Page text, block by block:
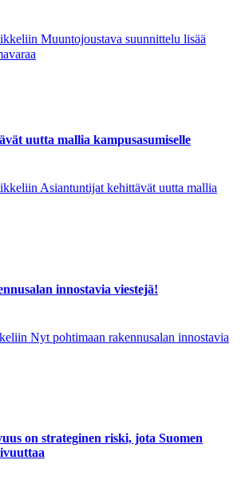
Muuntojoustava suunnittelu lisää
uutta mallia kampusasumiselle
Asiantuntijat kehittävät uutta mallia
innostavia viestejä!
Nyt pohtimaan rakennusalan innostavia
on strateginen riski, jota Suomen